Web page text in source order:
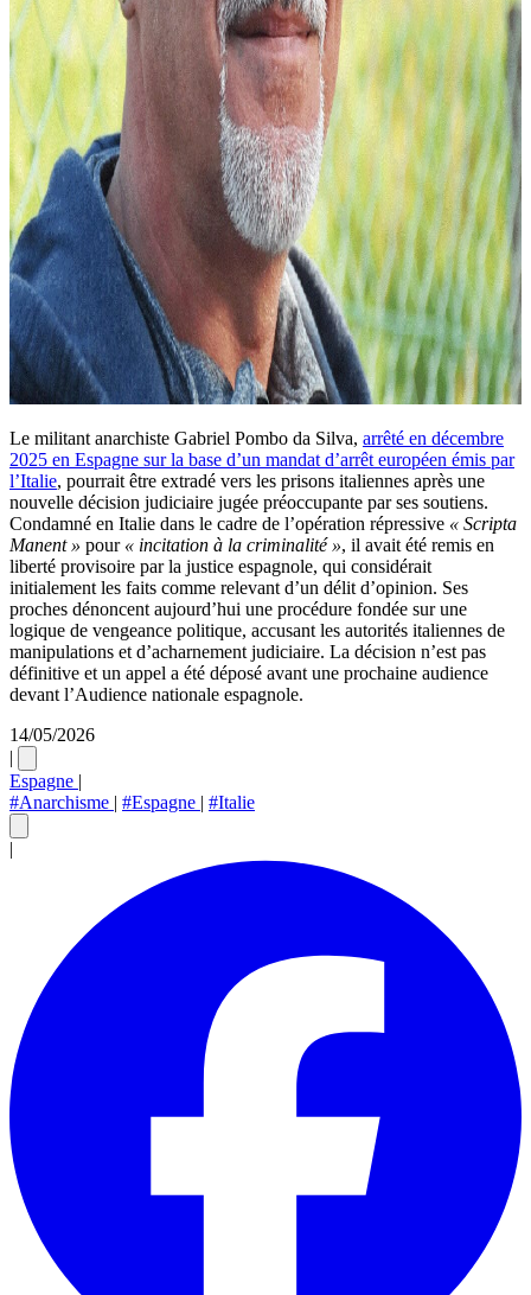
Le militant anarchiste Gabriel Pombo da Silva, arrêté en décembre
2025 en Espagne sur la base d’un mandat d’arrêt européen émis par
l’Italie, pourrait être extradé vers les prisons italiennes après une
nouvelle décision judiciaire jugée préoccupante par ses soutiens.
Condamné en Italie dans le cadre de l’opération répressive « Scripta
Manent » pour« incitation à la criminalité », il avait été remis en
liberté provisoire par la justice espagnole, qui considérait
initialement les faits comme relevant d’un délit d’opinion. Ses
proches dénoncent aujourd’hui une procédure fondée sur une
logique de vengeance politique, accusant les autorités italiennes de
manipulations et d’acharnement judiciaire. La décision n’est pas
définitive et un appel a été déposé avant une prochaine audience
devant l’Audience nationale espagnole.
14/05/2026
|
Espagne |
#Anarchisme | #Espagne | #Italie
|